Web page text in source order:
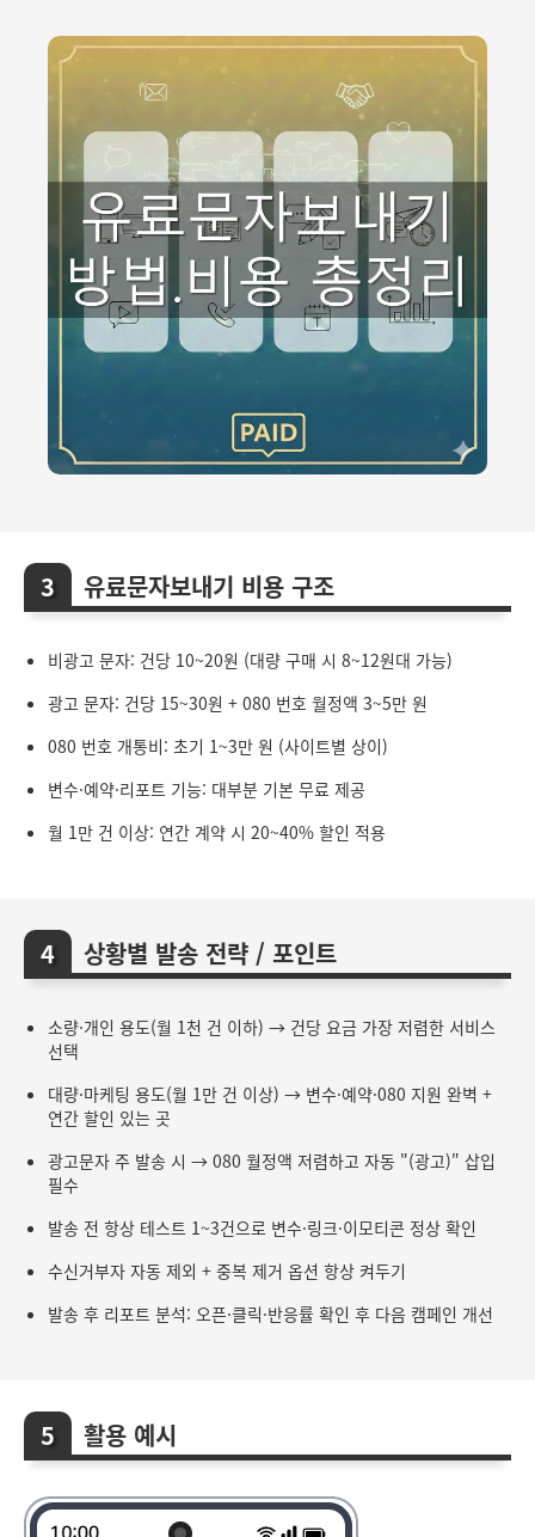
유료문자보내기 비용 구조
비광고 문자: 건당 10~20원 (대량 구매 시 8~12원대 가능)
광고 문자: 건당 15~30원 + 080 번호 월정액 3~5만 원
080 번호 개통비: 초기 1~3만 원 (사이트별 상이)
변수·예약·리포트 기능: 대부분 기본 무료 제공
월 1만 건 이상: 연간 계약 시 20~40% 할인 적용
상황별 발송 전략 / 포인트
소량·개인 용도(월 1천 건 이하) → 건당 요금 가장 저렴한 서비스
선택
대량·마케팅 용도(월 1만 건 이상) → 변수·예약·080 지원 완벽 +
연간 할인 있는 곳
광고문자 주 발송 시 → 080 월정액 저렴하고 자동 "(광고)" 삽입
필수
발송 전 항상 테스트 1~3건으로 변수·링크·이모티콘 정상 확인
수신거부자 자동 제외 + 중복 제거 옵션 항상 켜두기
발송 후 리포트 분석: 오픈·클릭·반응률 확인 후 다음 캠페인 개선
활용 예시